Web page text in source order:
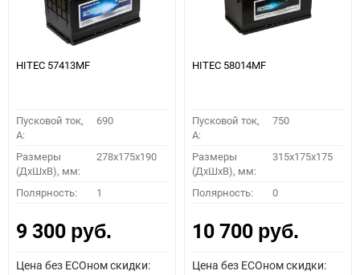
HITEC 57413MF
Пусковой ток,
A:
690
Размеры
(ДхШхВ), мм:
278x175x190
Полярность: 1
9 300 руб.
Цена без ECOном скидки:
HITEC 58014MF
Пусковой ток,
A:
750
Размеры
(ДхШхВ), мм:
315x175x175
Полярность: 0
10 700 руб.
Цена без ECOном скидки: